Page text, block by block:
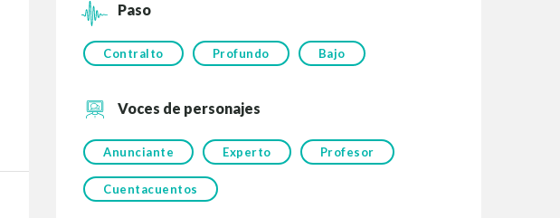
Paso
Contralto Profundo Bajo
Voces de personajes
Anunciante Experto Profesor
Cuentacuentos